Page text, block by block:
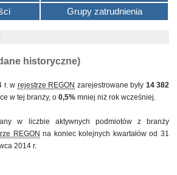
Grupy zatrudnienia
historyczne)
r. w rejestrze REGON zarejestrowane były 14 382
w tej branży, o 0,5% mniej niż rok wcześniej.
w liczbie aktywnych podmiotów z branży
REGON na koniec kolejnych kwartałów od 31
2014 r.